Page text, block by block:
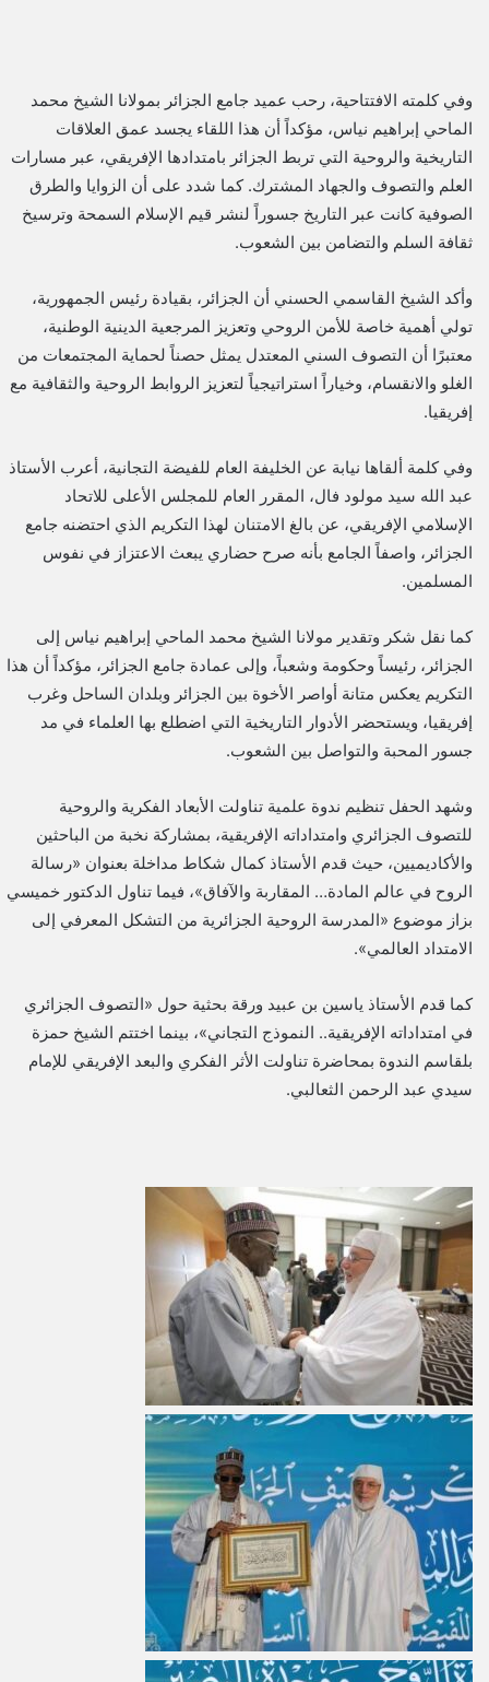
وفي كلمته الافتتاحية، رحب عميد جامع الجزائر بمولانا الشيخ محمد
الماحي إبراهيم نياس، مؤكداً أن هذا اللقاء يجسد عمق العلاقات
التاريخية والروحية التي تربط الجزائر بامتدادها الإفريقي، عبر مسارات
العلم والتصوف والجهاد المشترك. كما شدد على أن الزوايا والطرق
الصوفية كانت عبر التاريخ جسوراً لنشر قيم الإسلام السمحة وترسيخ
ثقافة السلم والتضامن بين الشعوب.
وأكد الشيخ القاسمي الحسني أن الجزائر، بقيادة رئيس الجمهورية،
تولي أهمية خاصة للأمن الروحي وتعزيز المرجعية الدينية الوطنية،
معتبرًا أن التصوف السني المعتدل يمثل حصناً لحماية المجتمعات من
الغلو والانقسام، وخياراً استراتيجياً لتعزيز الروابط الروحية والثقافية مع
إفريقيا.
وفي كلمة ألقاها نيابة عن الخليفة العام للفيضة التجانية، أعرب الأستاذ
عبد الله سيد مولود فال، المقرر العام للمجلس الأعلى للاتحاد
الإسلامي الإفريقي، عن بالغ الامتنان لهذا التكريم الذي احتضنه جامع
الجزائر، واصفاً الجامع بأنه صرح حضاري يبعث الاعتزاز في نفوس
المسلمين.
كما نقل شكر وتقدير مولانا الشيخ محمد الماحي إبراهيم نياس إلى
الجزائر، رئيساً وحكومة وشعباً، وإلى عمادة جامع الجزائر، مؤكداً أن هذا
التكريم يعكس متانة أواصر الأخوة بين الجزائر وبلدان الساحل وغرب
إفريقيا، ويستحضر الأدوار التاريخية التي اضطلع بها العلماء في مد
جسور المحبة والتواصل بين الشعوب.
وشهد الحفل تنظيم ندوة علمية تناولت الأبعاد الفكرية والروحية
للتصوف الجزائري وامتداداته الإفريقية، بمشاركة نخبة من الباحثين
والأكاديميين، حيث قدم الأستاذ كمال شكاط مداخلة بعنوان «رسالة
الروح في عالم المادة… المقاربة والآفاق»، فيما تناول الدكتور خميسي
بزاز موضوع «المدرسة الروحية الجزائرية من التشكل المعرفي إلى
الامتداد العالمي».
كما قدم الأستاذ ياسين بن عبيد ورقة بحثية حول «التصوف الجزائري
في امتداداته الإفريقية.. النموذج التجاني»، بينما اختتم الشيخ حمزة
بلقاسم الندوة بمحاضرة تناولت الأثر الفكري والبعد الإفريقي للإمام
سيدي عبد الرحمن الثعالبي.